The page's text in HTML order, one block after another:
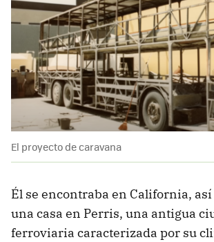
El proyecto de caravana
Él se encontraba en California,
una casa en Perris, una antigua
ferroviaria caracterizada por su